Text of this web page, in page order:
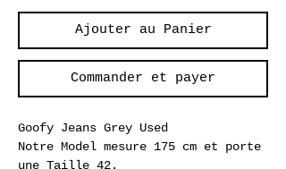
Ajouter au Panier
Commander et payer
Goofy Jeans Grey Used
Notre Model mesure 175 cm et porte
une Taille 42.